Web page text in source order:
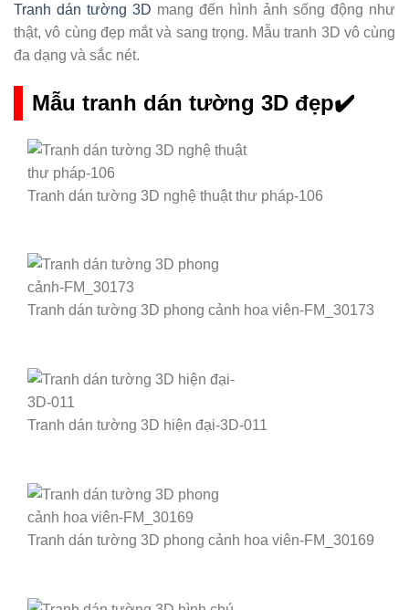
Tranh dán tường 3D mang đến hình ảnh sống động như
thật, vô cùng đẹp mắt và sang trọng. Mẫu tranh 3D vô cùng
đa dạng và sắc nét.
Mẫu tranh dán tường 3D đẹp✔️
Tranh dán tường 3D nghệ thuật thư pháp-106
Tranh dán tường 3D phong cảnh hoa viên-FM_30173
Tranh dán tường 3D hiện đại-3D-011
Tranh dán tường 3D phong cảnh hoa viên-FM_30169